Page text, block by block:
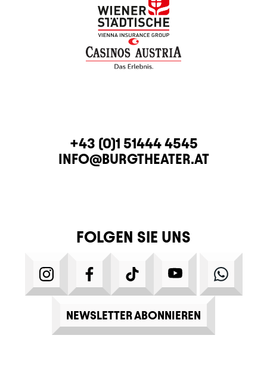
KONTAKTTELEFON
+43 (0)1 51444 4545
E-MAIL
INFO@BURGTHEATER.AT
FOLGEN SIE UNS
INSTAGRAMFACEBOOKTIKTOK YOUTUBE
NEWSLETTER ABONNIEREN